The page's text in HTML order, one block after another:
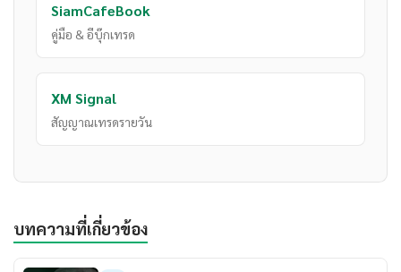
SiamCafeBook
คู่มือ & อีบุ๊กเทรด
XM Signal
สัญญาณเทรดรายวัน
บทความที่เกี่ยวข้อง